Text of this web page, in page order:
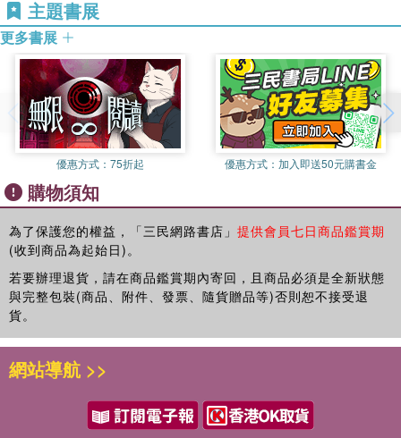
主題書展
更多書展
優惠方式： 75折起 優惠方式： 加入即送50元購書金
購物須知
為了保護您的權益，「三民網路書店」 提供會員七日商品鑑賞期
(收到商品為起始日)。
若要辦理退貨，請在商品鑑賞期內寄回，且商品必須是全新狀態
與完整包裝(商品、附件、發票、隨貨贈品等)否則恕不接受退
貨。
網站導航 >>